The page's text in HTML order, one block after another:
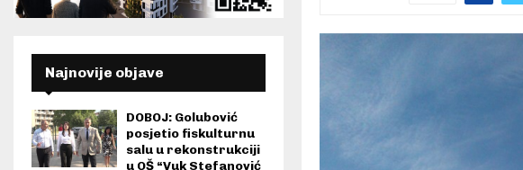
Najnovije objave
DOBOJ: Golubović
posjetio fiskulturnu
salu u rekonstrukciji
u OŠ “Vuk Stefanović